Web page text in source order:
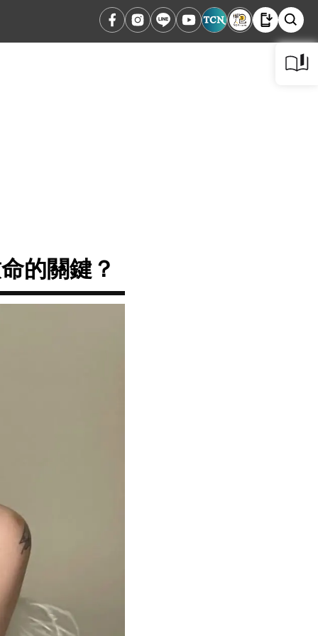
的關鍵？